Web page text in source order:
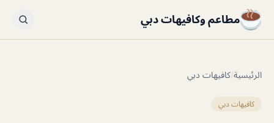
مطاعم وكافيهات دبي
الرئيسية/كافيهات دبي
كافيهات دبي